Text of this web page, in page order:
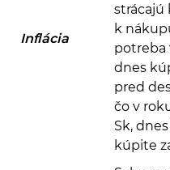
Inflácia
strácajú
k
potreba
dnes
pred
čo v
Sk,
kúpite